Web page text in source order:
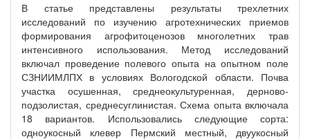
В статье представлены результаты трехлетних
исследований по изучению агротехнических приемов
формирования агрофитоценозов многолетних трав
интенсивного использования. Метод исследований
включал проведение полевого опыта на опытном поле
СЗНИИМЛПХ в условиях Вологодской области. Почва
участка осушенная, среднеокультуренная, дерново-
подзолистая, среднесуглинистая. Схема опыта включала
18 вариантов. Использовались следующие сорта:
одноукосный клевер Пермский местный, двуукосный